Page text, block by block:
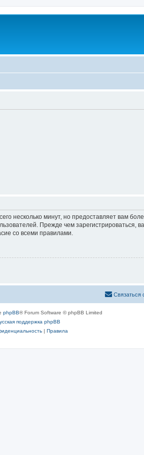
несколько минут, но предоставляет вам
Прежде чем зарегистрироваться,
со всеми правилами.
Связаться
phpBB® Forum Software © phpBB Limited
поддержка phpBB
| Правила